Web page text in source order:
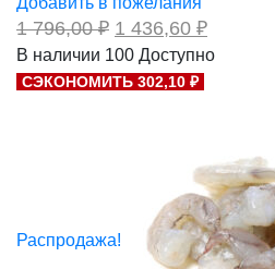
1 796,00₽ Первоначальная
цена
составляла
1
1 436,60 ₽Текущая
1
В наличии 100 Доступно
СЭКОНОМИТЬ 302,10 ₽
Распродажа!